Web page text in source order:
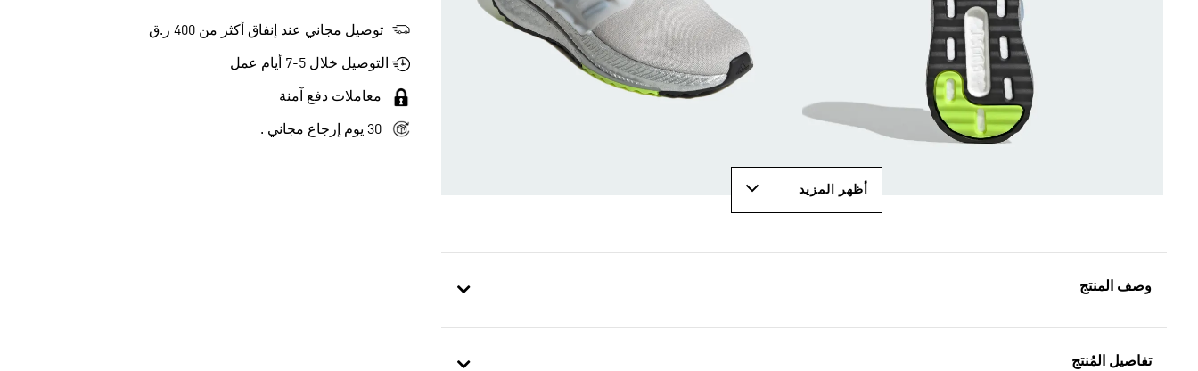
أظهر المزيد
وصف المنتج
تفاصيل المُنتج
توصيل مجاني عند إنفاق أكثر من 400 ر.ق
التوصيل خلال 5-7 أيام عمل
معاملات دفع آمنة
30 يوم إرجاع مجاني .